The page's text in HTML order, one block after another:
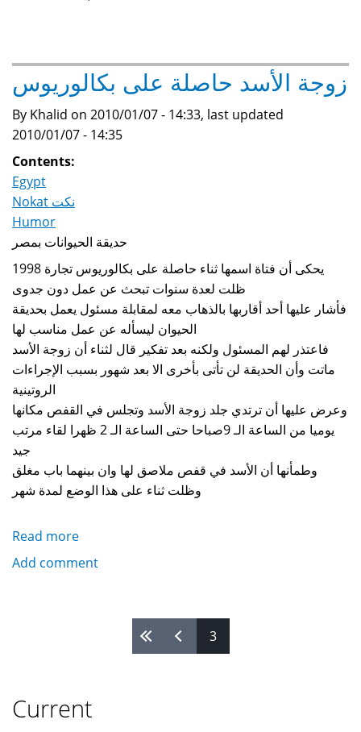
jokes
(nokat)
مجموعة
نكت
زوجة الأسد حاصلة على بكالوريوس
By Khalid on 2010/01/07 - 14:33, last updated
2010/01/07 - 14:35
Contents:
Egypt
Nokat نكت
Humor
حديقة الحيوانات بمصر
يحكى أن فتاة اسمها ثناء حاصلة على بكالوريوس تجارة 1998
ظلت لعدة سنوات تبحث عن عمل دون جدوى
فأشار عليها أحد أقاربها بالذهاب معه لمقابلة مسئول يعمل بحديقة
الحيوان ليسأله عن عمل مناسب لها
فاعتذر لهم المسئول ولكنه بعد تفكير قال لثناء أن زوجة الأسد
ماتت وأن الحديقة لن تأتى بأخرى الا بعد شهور بسبب الإجراءات
الروتينية
وعرض عليها أن ترتدي جلد زوجة الأسد وتجلس في القفص مكانها
يوميا من الساعة الـ 9صباحا حتى الساعة الـ 2 ظهرا لقاء مرتب
جيد
وطمأنها أن الأسد في قفص ملاصق لها وان بينهما باب مغلق
وظلت ثناء على هذا الوضع لمدة شهر
Read more
زوجة
Add comment
3
Current